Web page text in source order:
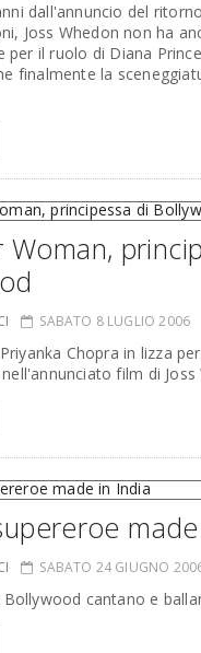
dall'annuncio del
Joss Whedon non ha
per il ruolo di Diana
finalmente la
Woman,
SABATO 8 LUGLIO 2006
Chopra in lizza
film di Joss
SABATO 24 GIUGNO
cantano e